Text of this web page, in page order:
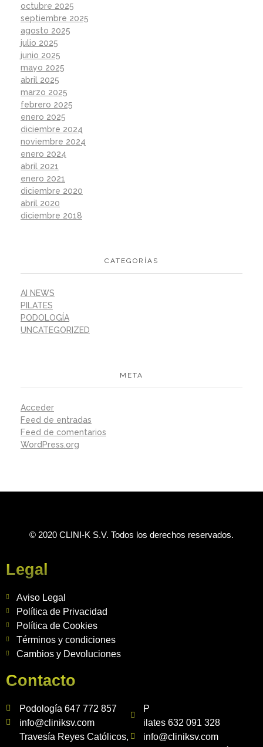
octubre 2025
septiembre 2025
agosto 2025
julio 2025
junio 2025
mayo 2025
abril 2025
marzo 2025
febrero 2025
enero 2025
diciembre 2024
noviembre 2024
enero 2024
abril 2021
enero 2021
diciembre 2020
abril 2020
diciembre 2018
CATEGORÍAS
AI NEWS
PILATES
PODOLOGÍA
UNCATEGORIZED
META
Acceder
Feed de entradas
Feed de comentarios
WordPress.org
© 2020 CLINI-K S.V. Todos los derechos reservados.
Legal
Aviso Legal
Política de Privacidad
Política de Cookies
Términos y condiciones
Cambios y Devoluciones
Contacto
Podología 647 772 857
info@cliniksv.com
Travesía Reyes Católicos,
P
ilates 632 091 328
info@cliniksv.com